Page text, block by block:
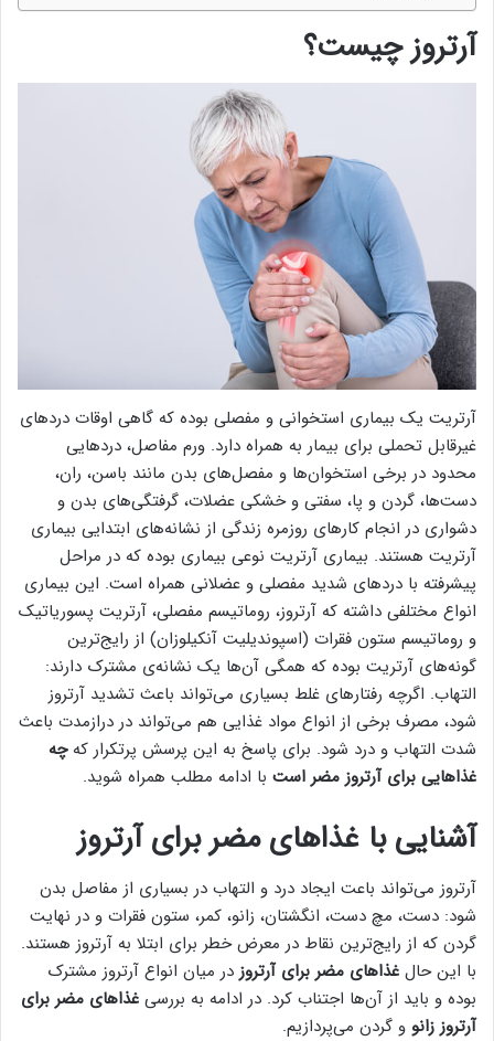
آرتروز چیست؟
آرتریت یک بیماری استخوانی و مفصلی بوده که گاهی اوقات دردهای
غیرقابل تحملی برای بیمار به همراه دارد. ورم مفاصل، دردهایی
محدود در برخی استخوان‌ها و مفصل‌‌های بدن مانند باسن، ران،
دست‌ها، گردن و پا، سفتی و خشکی عضلات، گرفتگی‌های بدن و
دشواری در انجام کارهای روزمره زندگی از نشانه‌های ابتدایی بیماری
آرتریت هستند. بیماری آرتریت نوعی بیماری بوده که در مراحل
پیشرفته با دردهای شدید مفصلی و عضلانی همراه است. این بیماری
انواع مختلفی داشته که آرتروز، روماتیسم مفصلی، آرتریت پسوریاتیک
و روماتیسم ستون فقرات (اسپوندیلیت آنکیلوزان) از رایج‌ترین
گونه‌های آرتریت بوده که همگی آن‌ها یک نشانه‌ی مشترک دارند:
التهاب. اگرچه رفتارهای غلط بسیاری می‌تواند باعث تشدید آرتروز
شود، مصرف برخی از انواع مواد غذایی هم می‌تواند در درازمدت باعث
شدت التهاب و درد شود. برای پاسخ به این پرسش پرتکرار کهچه
غذاهایی برای آرتروز مضر است با ادامه مطلب همراه شوید.
آشنایی با غذاهای مضر برای آرتروز
آرتروز می‌تواند باعت ایجاد درد و التهاب در بسیاری از مفاصل بدن
شود: دست، مچ دست، انگشتان، زانو، کمر، ستون فقرات و در نهایت
گردن که از رایج‌ترین نقاط در معرض خطر برای ابتلا به آرتروز هستند.
با این حال غذاهای مضر برای آرتروز در میان انواع آرتروز مشترک
بوده و باید از آن‌ها اجتناب کرد. در ادامه به بررسی غذاهای مضر برای
آرتروز زانو و گردن می‌پردازیم.